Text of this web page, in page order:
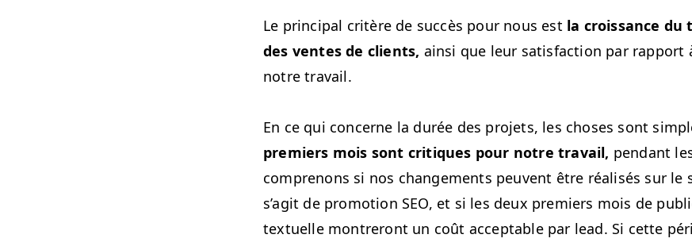
Le prin­ci­pal critère de suc­cès pour nous est la crois­sance du
des ventes de clients, ain­si que leur sat­is­fac­tion par rap­port
notre travail.
En ce qui con­cerne la durée des pro­jets, les choses sont
pre­miers mois sont cri­tiques pour notre tra­vail, pen­dant
com­prenons si nos change­ments peu­vent être réal­isés sur le
s’ag­it de pro­mo­tion SEO, et si les deux pre­miers mois de
textuelle mon­treront un coût accept­able par lead. Si cette